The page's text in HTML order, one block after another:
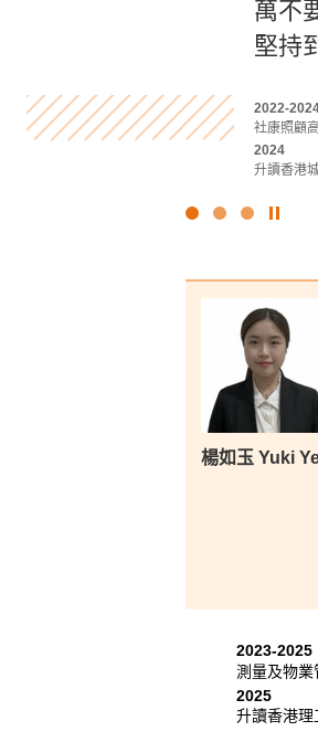
萬不
堅持
2022-
社康照顧
2024
升讀香港
的知
備。
2022-
商業管理
2024
升讀香港
書院
觸了
2019-
醫療及保
2021
升讀香港
點
幻
燈
片
楊如玉 Yuki
2023-2025
測量及物業
2025
升讀香港